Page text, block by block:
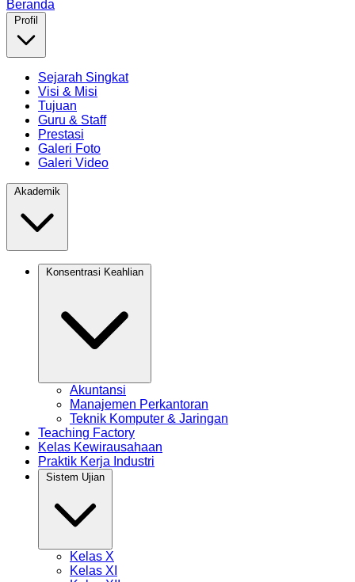
Beranda
Sejarah Singkat
Visi & Misi
Tujuan
Guru & Staff
Prestasi
Galeri Foto
Galeri Video
Akuntansi
Manajemen Perkantoran
Teknik Komputer & Jaringan
Teaching Factory
Kelas Kewirausahaan
Praktik Kerja Industri
Kelas X
Kelas XI